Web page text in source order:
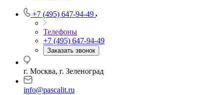
+7 (495) 647-94-49
Телефоны
+7 (495) 647-94-49
Заказать звонок
г. Москва, г. Зеленоград
info@pascalit.ru